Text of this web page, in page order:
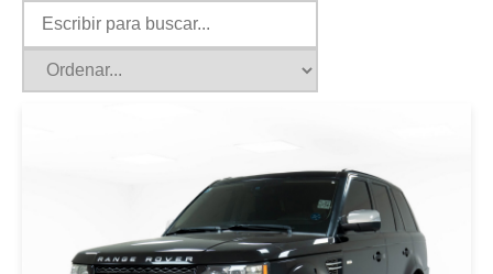
LAND ROVER RANGE ROVER
2011 NEGRO
USD 22000